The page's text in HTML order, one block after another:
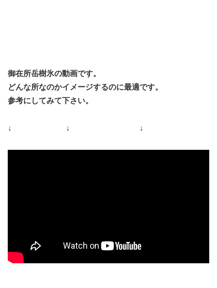
御在所岳樹氷の動画です。
どんな所なのかイメージするのに最適です。
参考にしてみて下さい。
↓ ↓ ↓